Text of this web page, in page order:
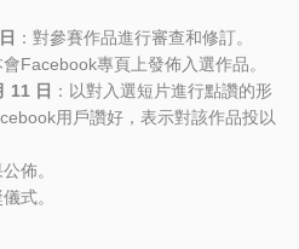
日 ：對參賽作品進行審查和修訂。
會Facebook專頁上發佈入選作品。
11 日 ：以對入選短片進行點讚的形
用戶讚好，表示對該作品投以
佈。
式。